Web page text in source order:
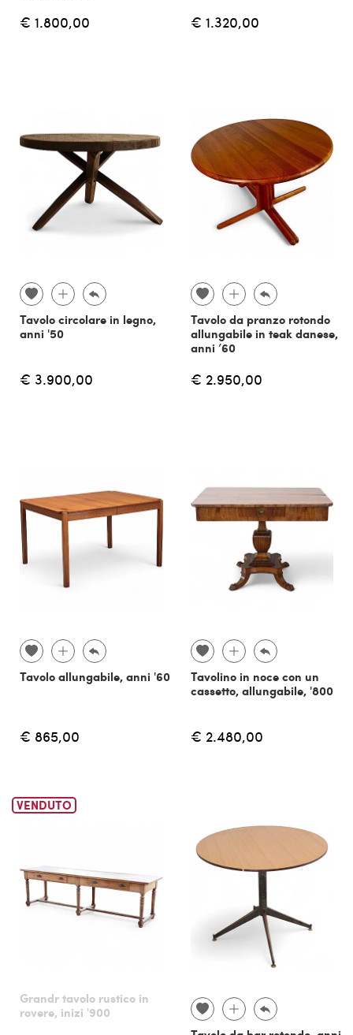
€ 1.800,00 € 1.320,00
Tavolo circolare in legno,
anni '50
€ 3.900,00
Tavolo da pranzo rotondo
allungabile in teak danese,
anni ’60
€ 2.950,00
Tavolo allungabile, anni '60
€ 865,00
Tavolino in noce con un
cassetto, allungabile, '800
€ 2.480,00
VENDUTO
Grandr tavolo rustico in
rovere, inizi '900